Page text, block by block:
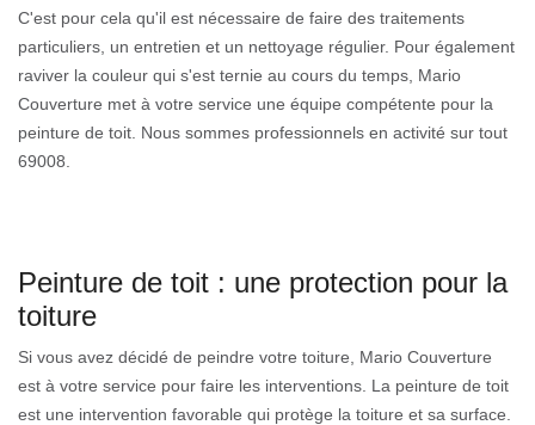
C'est pour cela qu'il est nécessaire de faire des traitements
particuliers, un entretien et un nettoyage régulier. Pour également
raviver la couleur qui s'est ternie au cours du temps, Mario
Couverture met à votre service une équipe compétente pour la
peinture de toit. Nous sommes professionnels en activité sur tout
69008.
Peinture de toit : une protection pour la
toiture
Si vous avez décidé de peindre votre toiture, Mario Couverture
est à votre service pour faire les interventions. La peinture de toit
est une intervention favorable qui protège la toiture et sa surface.